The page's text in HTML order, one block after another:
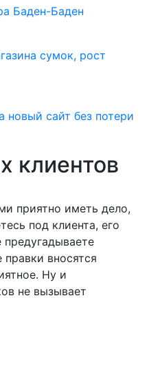
Баден-Баден
сумок, рост
новый сайт без потери
клиентов
приятно иметь дело,
под клиента, его
вносятся
Ну и
не вызывает